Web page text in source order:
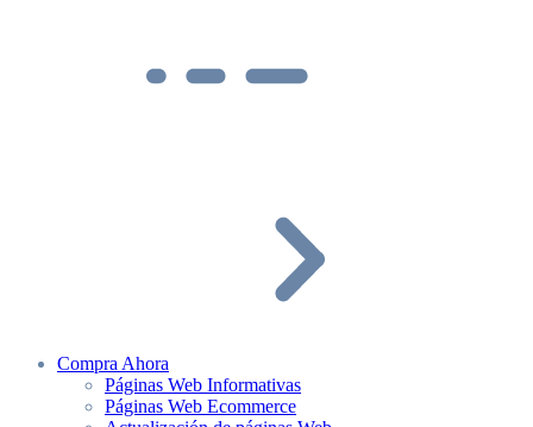
Compra Ahora
Páginas Web Informativas
Páginas Web Ecommerce